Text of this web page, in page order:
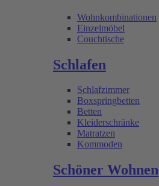
Wohnkombinationen
Einzelmöbel
Couchtische
Schlafen
Schlafzimmer
Boxspringbetten
Betten
Kleiderschränke
Matratzen
Kommoden
Schöner Wohnen